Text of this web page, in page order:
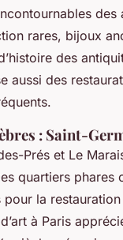
rares, bijoux
des
aussi des
: Saint-
Prés et Le
quartiers phares
la
à Paris